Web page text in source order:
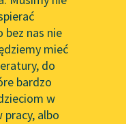
PMH
Wolnych Lektur
bez nas nie
mieć
do
bardzo
w
pracy, albo
młodym
być,
własne
cele,
złotych marzeń
nić,